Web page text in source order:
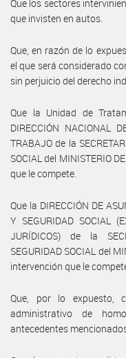
Que los sectores
que invisten en autos.
Que, en razón de lo
el que será considerado
sin perjuicio del derecho
Que la Unidad de
DIRECCIÓN NACIONAL
TRABAJO de la
SOCIAL del MINISTERIO
que le compete.
Que la DIRECCIÓN DE
Y SEGURIDAD SOCIAL
JURÍDICOS) de la
SEGURIDAD SOCIAL del
intervención que le
Que, por lo expuesto,
administrativo de
antecedentes